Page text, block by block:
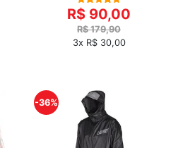
R$ 90,00
R$ 179,90
3x R$ 30,00
-36%